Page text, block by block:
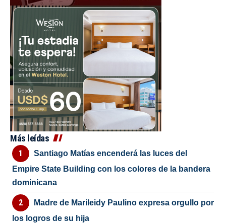
Más leídas
Santiago Matías encenderá las luces del
Empire State Building con los colores de la bandera
dominicana
Madre de Marileidy Paulino expresa orgullo por
los logros de su hija